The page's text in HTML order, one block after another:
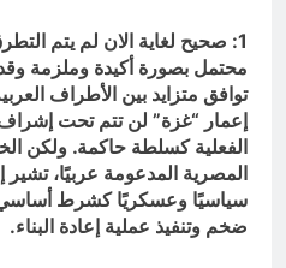
1: صحيح لغاية الان لم يتم
محتمل بصورة أكيدة وملزمة
توافق متزايد بين الأطراف
إعمار “غزة” لن تتم تحت
الفعلية كسلطة حاكمة. ولكن
المصرية المدعومة عربيًا،
سياسيًا وعسكريًا كشرط
ضخم وتنفيذ عملية إعادة البناء.